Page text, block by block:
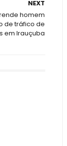
NEXT
homem
de tráfico de
em Irauçuba